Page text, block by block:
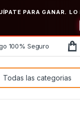
PARA GANAR.
100% Seguro